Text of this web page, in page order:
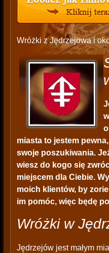
Wróżki z Jędrzejowa i
miasta to jestem
swoje poszukiwania.
wiesz do kogo się
miejscem dla Ciebie.
moich klientów, by
im pomóc, więc będę
Wróżki w
Jędrzejów jest małym